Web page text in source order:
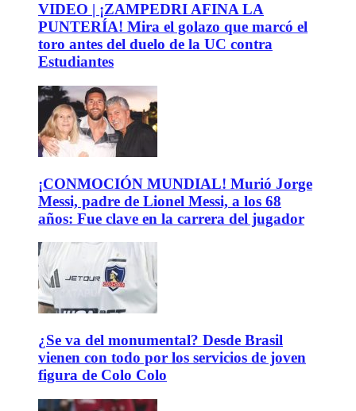
VIDEO | ¡ZAMPEDRI AFINA LA
PUNTERÍA! Mira el golazo que marcó el
toro antes del duelo de la UC contra
Estudiantes
¡CONMOCIÓN MUNDIAL! Murió Jorge
Messi, padre de Lionel Messi, a los 68
años: Fue clave en la carrera del jugador
¿Se va del monumental? Desde Brasil
vienen con todo por los servicios de joven
figura de Colo Colo